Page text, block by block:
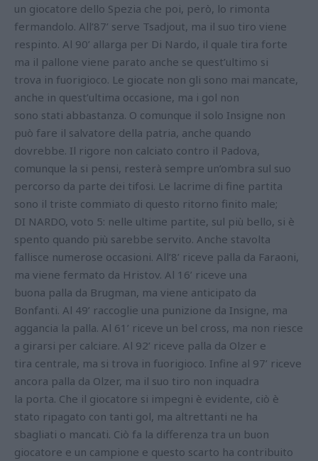
un giocatore dello Spezia che poi, però, lo rimonta
fermandolo. All’87’ serve Tsadjout, ma il suo tiro viene
respinto. Al 90’ allarga per Di Nardo, il quale tira forte
ma il pallone viene parato anche se quest’ultimo si
trova in fuorigioco. Le giocate non gli sono mai mancate,
anche in quest’ultima occasione, ma i gol non
sono stati abbastanza. O comunque il solo Insigne non
può fare il salvatore della patria, anche quando
dovrebbe. Il rigore non calciato contro il Padova,
comunque la si pensi, resterà sempre un’ombra sul suo
percorso da parte dei tifosi. Le lacrime di fine partita
sono il triste commiato di questo ritorno finito male;
DI NARDO, voto 5: nelle ultime partite, sul più bello, si è
spento quando più sarebbe servito. Anche stavolta
fallisce numerose occasioni. All’8’ riceve palla da Faraoni,
ma viene fermato da Hristov. Al 16’ riceve una
buona palla da Brugman, ma viene anticipato da
Bonfanti. Al 49’ raccoglie una punizione da Insigne, ma
aggancia la palla. Al 61’ riceve un bel cross, ma non riesce
a girarsi per calciare. Al 92’ riceve palla da Olzer e
tira centrale, ma si trova in fuorigioco. Infine al 97’ riceve
ancora palla da Olzer, ma il suo tiro non inquadra
la porta. Che il giocatore si impegni è evidente, ciò è
stato ripagato con tanti gol, ma altrettanti ne ha
sbagliati o mancati. Ciò fa la differenza tra un buon
giocatore e un campione e questo scarto ha contribuito